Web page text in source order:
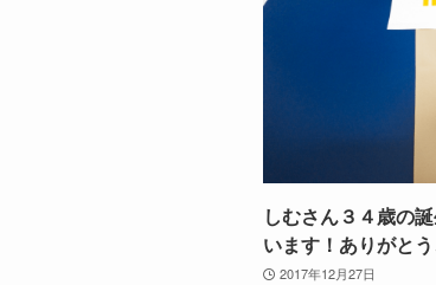
しむさん３４歳の
います！ありがと
2017年12月27日